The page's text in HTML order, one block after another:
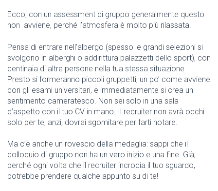
Ecco, con un assessment di gruppo generalmente questo
non avviene, perché l’atmosfera è molto più rilassata.
Pensa di entrare nell’albergo (spesso le grandi selezioni si
svolgono in alberghi o addirittura palazzetti dello sport), con
centinaia di altre persone nella tua stessa situazione.
Presto si formeranno piccoli gruppetti, un po’ come avviene
con gli esami universitari, e immediatamente si crea un
sentimento cameratesco. Non sei solo in una sala
d’aspetto con il tuo CV in mano. Il recruiter non avrà occhi
solo per te, anzi, dovrai sgomitare per farti notare.
Ma c’è anche un rovescio della medaglia: sappi che il
colloquio di gruppo non ha un vero inizio e una fine. Già,
perché ogni volta che il recruiter incrocia il tuo sguardo,
potrebbe prendere qualche appunto su di te!